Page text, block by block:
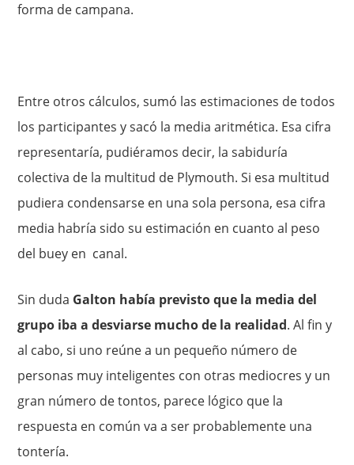
forma de campana.
Entre otros cálculos, sumó las estimaciones de todos
los participantes y sacó la media aritmética. Esa cifra
representaría, pudiéramos decir, la sabiduría
colectiva de la multitud de Plymouth. Si esa multitud
pudiera condensarse en una sola persona, esa cifra
media habría sido su estimación en cuanto al peso
del buey en canal.
Sin duda Galton había previsto que la media del
grupo iba a desviarse mucho de la realidad. Al fin y
al cabo, si uno reúne a un pequeño número de
personas muy inteligentes con otras mediocres y un
gran número de tontos, parece lógico que la
respuesta en co­mún va a ser probablemente una
tontería.